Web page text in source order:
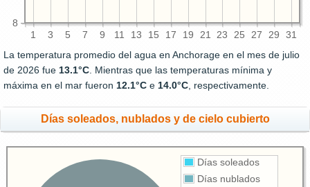
1 3 5 7 9 11 13 15 17 19 21 23 25 27 29 31
8
La temperatura promedio del agua en Anchorage en el mes de julio
de 2026 fue 13.1°C . Mientras que las temperaturas mínima y
máxima en el mar fueron 12.1°C e 14.0°C , respectivamente.
Días soleados, nublados y de cielo cubierto
Días soleados
Días nublados